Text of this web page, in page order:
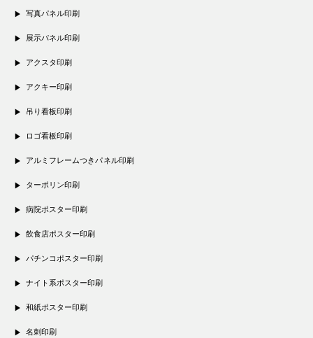
写真パネル印刷
展示パネル印刷
アクスタ印刷
アクキー印刷
吊り看板印刷
ロゴ看板印刷
アルミフレームつきパネル印刷
ターポリン印刷
病院ポスター印刷
飲食店ポスター印刷
パチンコポスター印刷
ナイト系ポスター印刷
和紙ポスター印刷
名刺印刷